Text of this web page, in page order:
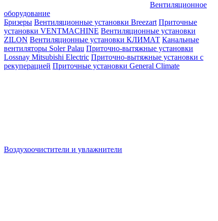
Вентиляционное
оборудование
Бризеры Вентиляционные установки Breezart Приточные
установки VENTMACHINE Вентиляционные установки
ZILON Вентиляционные установки КЛИМАТ Канальные
вентиляторы Soler Palau Приточно-вытяжные установки
Lossnay Mitsubishi Electric Приточно-вытяжные установки с
рекуперацией Приточные установки General Climate
Воздухоочистители и увлажнители